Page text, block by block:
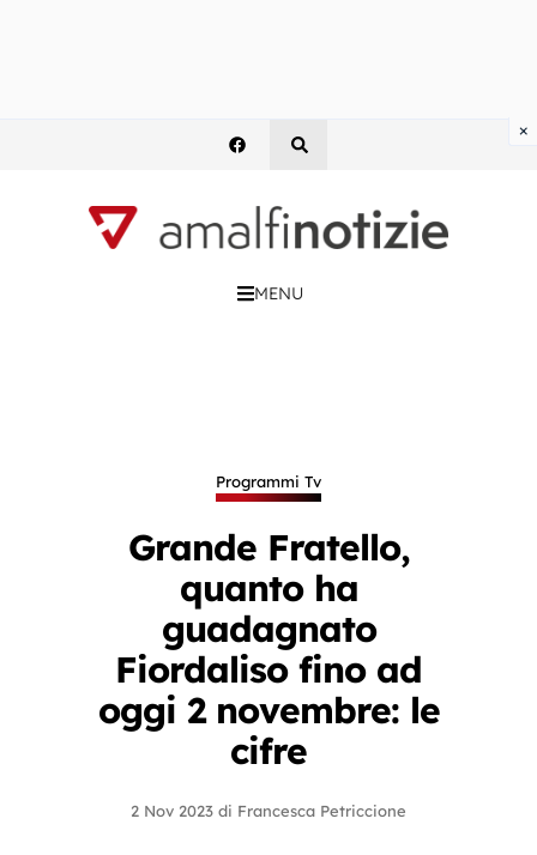
MENU
Programmi Tv
Grande Fratello,
quanto ha
guadagnato
Fiordaliso fino ad
oggi 2 novembre: le
cifre
2 Nov 2023 di Francesca Petriccione
×